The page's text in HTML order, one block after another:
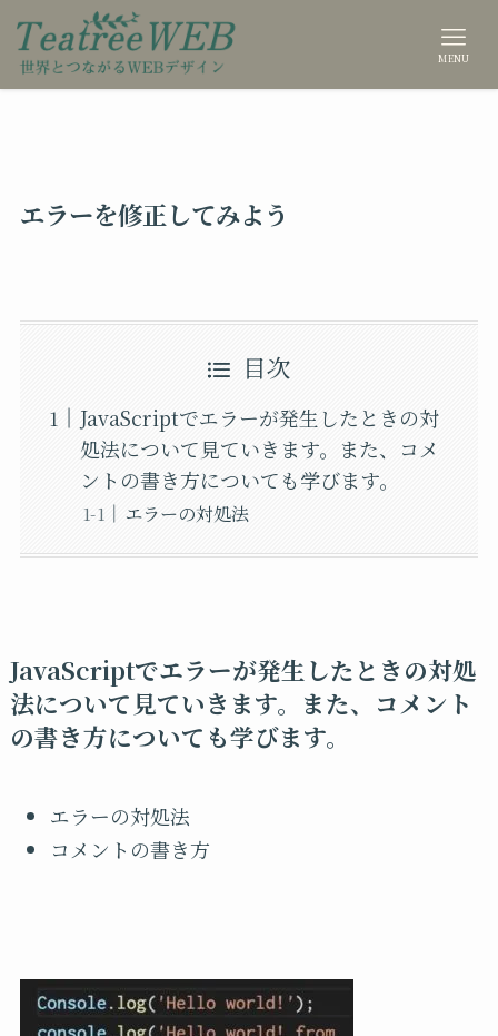
MENU
エラーを修正してみよう
目次
JavaScriptでエラーが発生したときの対
処法について見ていきます。また、コメ
ントの書き方についても学びます。
エラーの対処法
JavaScriptでエラーが発生したときの対処
法について見ていきます。また、コメント
の書き方についても学びます。
エラーの対処法
コメントの書き方